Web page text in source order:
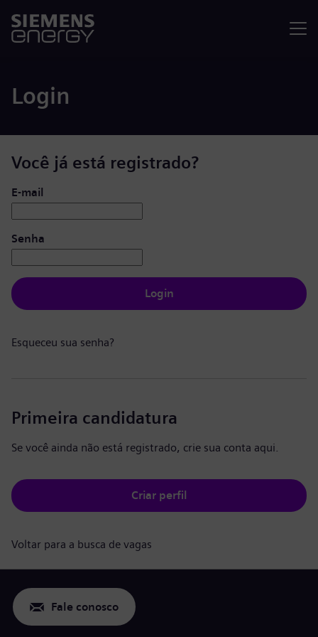
Login
Você já está registrado?
Login: usuário e senha
E-mail
Senha
Login
Esqueceu sua senha?
Primeira candidatura
Se você ainda não está registrado, crie sua conta aqui.
Criar perfil
Voltar para a busca de vagas
Fale conosco